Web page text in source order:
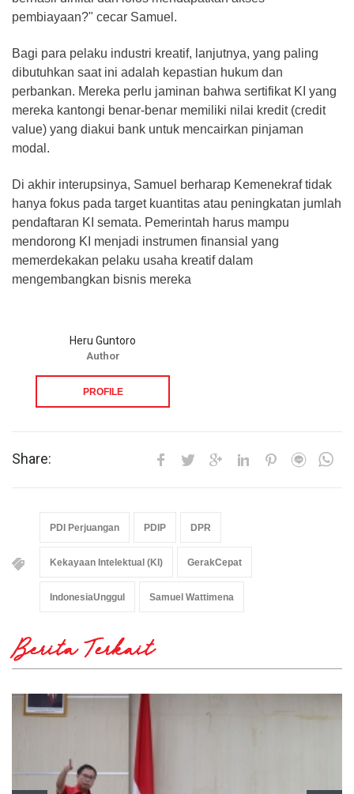
pembiayaan?" cecar Samuel.
Bagi para pelaku industri kreatif, lanjutnya, yang paling
dibutuhkan saat ini adalah kepastian hukum dan
perbankan. Mereka perlu jaminan bahwa sertifikat KI yang
mereka kantongi benar-benar memiliki nilai kredit (credit
value) yang diakui bank untuk mencairkan pinjaman
modal.
Di akhir interupsinya, Samuel berharap Kemenekraf tidak
hanya fokus pada target kuantitas atau peningkatan jumlah
pendaftaran KI semata. Pemerintah harus mampu
mendorong KI menjadi instrumen finansial yang
memerdekakan pelaku usaha kreatif dalam
mengembangkan bisnis mereka
Heru Guntoro
Author
PROFILE
Share:
PDI Perjuangan PDIP DPR
Kekayaan Intelektual (KI) GerakCepat
IndonesiaUnggul Samuel Wattimena
Berita Terkait